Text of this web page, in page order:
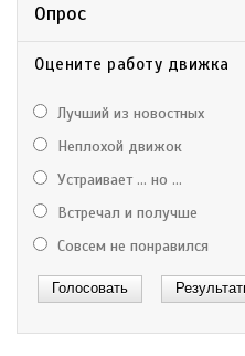
Опрос
Оцените работу движка
Лучший из новостных
Неплохой движок
Устраивает ... но ...
Встречал и получше
Совсем не понравился